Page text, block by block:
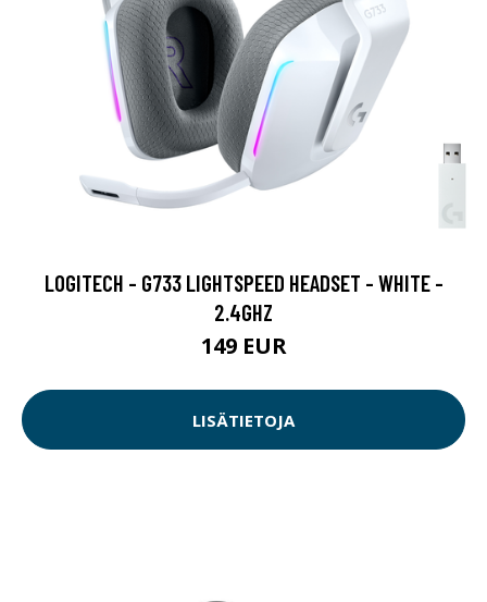
LOGITECH - G733 LIGHTSPEED HEADSET - WHITE -
2.4GHZ
149 EUR
LISÄTIETOJA